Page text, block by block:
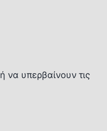
υπερβαίνουν τις